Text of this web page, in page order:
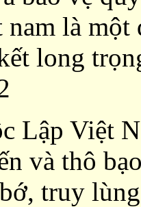
là một
long
Lập Việt
và thô
truy